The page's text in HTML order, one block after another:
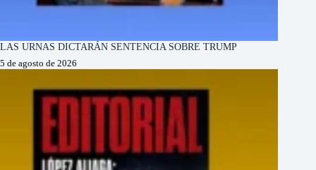
LAS URNAS DICTARÁN SENTENCIA SOBRE TRUMP
5 de agosto de 2026